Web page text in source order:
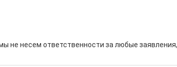
не несем ответственности за любые